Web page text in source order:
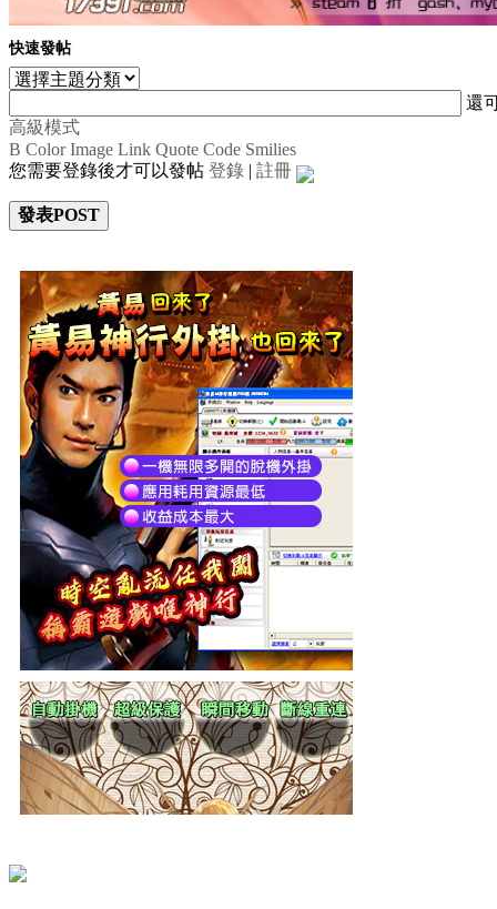
快速發帖
還
高級模式
B Color Image Link Quote Code Smilies
您需要登錄後才可以發帖 登錄 | 註冊
發表POST